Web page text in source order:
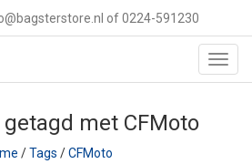
of 0224-591230
met CFMoto
/Tags /CFMoto